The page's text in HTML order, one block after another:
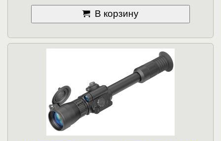
В корзину